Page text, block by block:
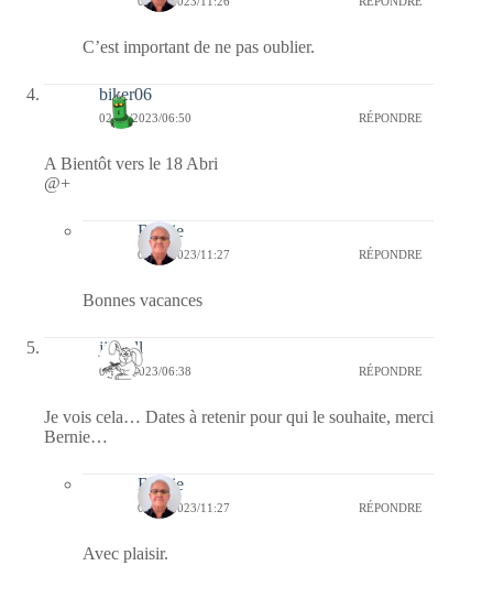
C’est important de ne pas oublier.
biker06
02/04/2023/06:50 RÉPONDRE
A Bientôt vers le 18 Abri
@+
Bernie
02/04/2023/11:27 RÉPONDRE
Bonnes vacances
jill bill
02/04/2023/06:38 RÉPONDRE
Je vois cela… Dates à retenir pour qui le souhaite, merci
Bernie…
Bernie
02/04/2023/11:27 RÉPONDRE
Avec plaisir.